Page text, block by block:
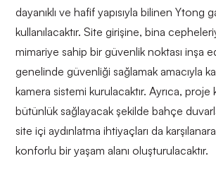
dayanıklı ve hafif yapısıyla bilinen Ytong
kullanılacaktır. Site girişine, bina
mimariye sahip bir güvenlik noktası inşa
genelinde güvenliği sağlamak amacıyla
kamera sistemi kurulacaktır. Ayrıca,
bütünlük sağlayacak şekilde bahçe
site içi aydınlatma ihtiyaçları da
konforlu bir yaşam alanı oluşturulacaktır.